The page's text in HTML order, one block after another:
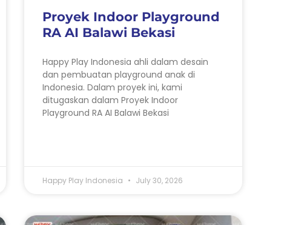
Proyek Indoor Playground
RA AI Balawi Bekasi
Happy Play Indonesia ahli dalam desain
dan pembuatan playground anak di
Indonesia. Dalam proyek ini, kami
ditugaskan dalam Proyek Indoor
Playground RA AI Balawi Bekasi
Happy Play Indonesia July 30, 2026